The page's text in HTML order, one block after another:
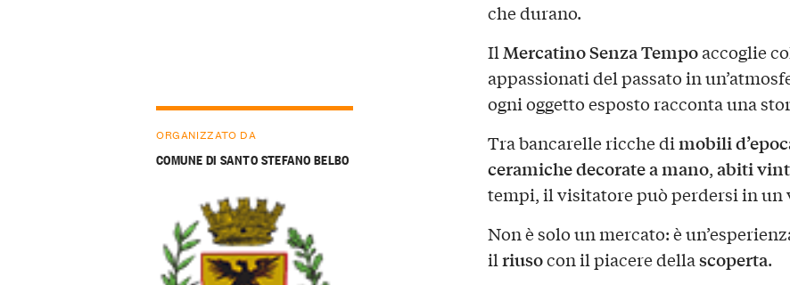
che durano.
IlMercatino Senza Tempoaccoglie
appassionati del passato in
ogni oggetto esposto racconta una
Tra bancarelle ricche dimobili
ceramiche decorate a mano,abiti
tempi, il visitatore può perdersi in un
Non è solo un mercato: è
ilriusocon il piacere dellascoperta.
ORGANIZZATO DA
COMUNE DI SANTO STEFANO BELBO